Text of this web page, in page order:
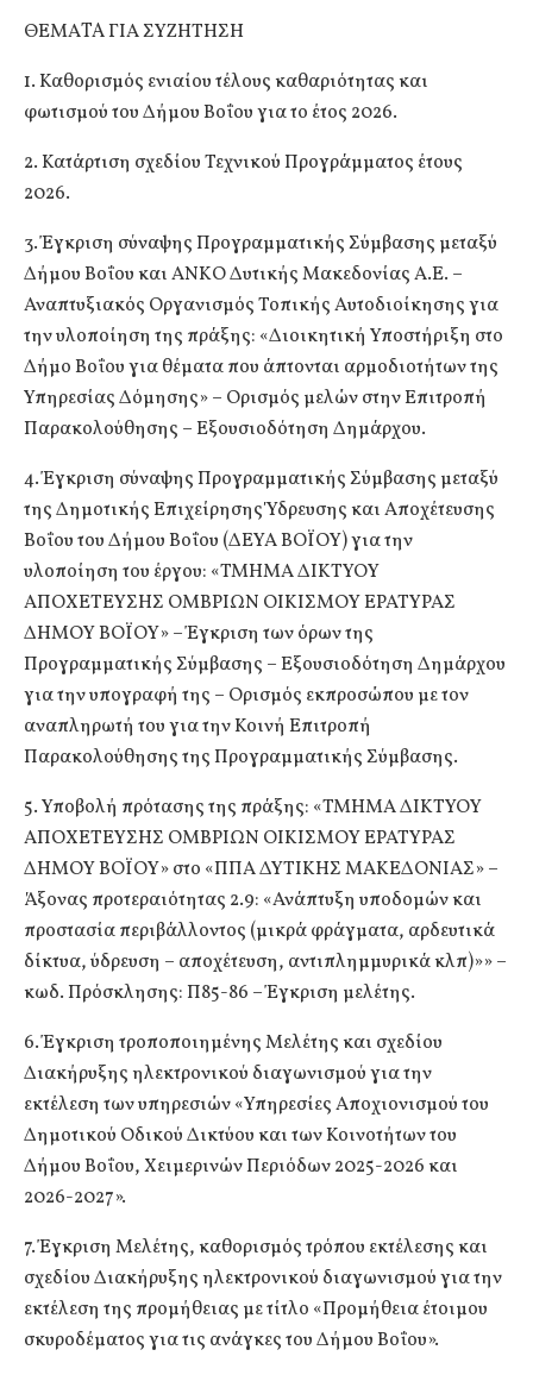
ΘΕΜΑTA ΓΙΑ ΣΥΖΗΤΗΣΗ
1. Καθορισμός ενιαίου τέλους καθαριότητας και
φωτισμού του Δήμου Βοΐου για το έτος 2026.
2. Κατάρτιση σχεδίου Τεχνικού Προγράμματος έτους
2026.
3. Έγκριση σύναψης Προγραμματικής Σύμβασης μεταξύ
Δήμου Βοΐου και ΑΝΚΟ Δυτικής Μακεδονίας Α.Ε. –
Αναπτυξιακός Οργανισμός Τοπικής Αυτοδιοίκησης για
την υλοποίηση της πράξης: «Διοικητική Υποστήριξη στο
Δήμο Βοΐου για θέματα που άπτονται αρμοδιοτήτων της
Υπηρεσίας Δόμησης» – Ορισμός μελών στην Επιτροπή
Παρακολούθησης – Εξουσιοδότηση Δημάρχου.
4. Έγκριση σύναψης Προγραμματικής Σύμβασης μεταξύ
της Δημοτικής Επιχείρησης Ύδρευσης και Αποχέτευσης
Βοΐου του Δήμου Βοΐου (ΔΕΥΑ ΒΟΪΟΥ) για την
υλοποίηση του έργου: «ΤΜΗΜΑ ΔΙΚΤΥΟΥ
ΑΠΟΧΕΤΕΥΣΗΣ ΟΜΒΡΙΩΝ ΟΙΚΙΣΜΟΥ ΕΡΑΤΥΡΑΣ
ΔΗΜΟΥ ΒΟΪΟΥ» – Έγκριση των όρων της
Προγραμματικής Σύμβασης – Εξουσιοδότηση Δημάρχου
για την υπογραφή της – Ορισμός εκπροσώπου με τον
αναπληρωτή του για την Κοινή Επιτροπή
Παρακολούθησης της Προγραμματικής Σύμβασης.
5. Υποβολή πρότασης της πράξης: «ΤΜΗΜΑ ΔΙΚΤΥΟΥ
ΑΠΟΧΕΤΕΥΣΗΣ ΟΜΒΡΙΩΝ ΟΙΚΙΣΜΟΥ ΕΡΑΤΥΡΑΣ
ΔΗΜΟΥ ΒΟΪΟΥ» στο «ΠΠΑ ΔΥΤΙΚΗΣ ΜΑΚΕΔΟΝΙΑΣ» –
Άξονας προτεραιότητας 2.9: «Ανάπτυξη υποδομών και
προστασία περιβάλλοντος (μικρά φράγματα, αρδευτικά
δίκτυα, ύδρευση – αποχέτευση, αντιπλημμυρικά κλπ)»» –
κωδ. Πρόσκλησης: Π85-86 – Έγκριση μελέτης.
6. Έγκριση τροποποιημένης Μελέτης και σχεδίου
Διακήρυξης ηλεκτρονικού διαγωνισμού για την
εκτέλεση των υπηρεσιών «Υπηρεσίες Αποχιονισμού του
Δημοτικού Οδικού Δικτύου και των Κοινοτήτων του
Δήμου Βοΐου, Χειμερινών Περιόδων 2025-2026 και
2026-2027».
7. Έγκριση Μελέτης, καθορισμός τρόπου εκτέλεσης και
σχεδίου Διακήρυξης ηλεκτρονικού διαγωνισμού για την
εκτέλεση της προμήθειας με τίτλο «Προμήθεια έτοιμου
σκυροδέματος για τις ανάγκες του Δήμου Βοΐου».